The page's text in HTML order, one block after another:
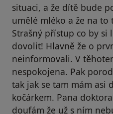
situaci, a že dítě bude
umělé mléko a že na
Strašný přístup co by si
dovolit! Hlavně že o
neinformovali. V
nespokojena. Pak
tak jak se tam mám asi
kočárkem. Pana
doufám že už s ním